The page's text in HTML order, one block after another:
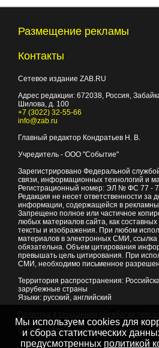
Размещение рекламы
Контакты
Сетевое издание ZAB.RU
Адрес редакции: 672038, Россия,
Шилова, д. 100
+7 (3022) 32-55-66
info@zab.ru
Главный редактор Кондратьев Н. В.
Учредитель - ООО "Событие"
Зарегистрировано Федеральной
связи, информационных технологий и
Регистрационный номер: ЭЛ № ФС 77 -
Редакция не несет ответственности за
информации, содержащейся в
Запрещено полное или частичное
любых материалов сайта, как
тексты и изображения. При любом
материалов в электронных СМИ,
обязательна. Объем цитирования
превышать цель цитирования. При
СМИ, необходимо письменное
Территория распространения:
зарубежные страны
Языки: русский, английский
© 2007 - 2026Портал Читы и
Мы используем cookies для
и сбора статистических
предусмотренных политикой